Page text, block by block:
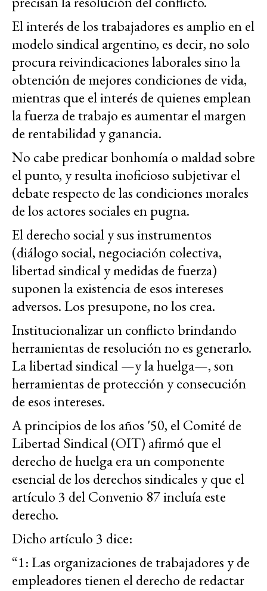
El interés de los trabajadores es amplio en el
modelo sindical argentino, es decir, no solo
procura reivindicaciones laborales sino la
obtención de mejores condiciones de vida,
mientras que el interés de quienes emplean
la fuerza de trabajo es aumentar el margen
de rentabilidad y ganancia.
No cabe predicar bonhomía o maldad sobre
el punto, y resulta inoficioso subjetivar el
debate respecto de las condiciones morales
de los actores sociales en pugna.
El derecho social y sus instrumentos
(diálogo social, negociación colectiva,
libertad sindical y medidas de fuerza)
suponen la existencia de esos intereses
adversos. Los presupone, no los crea.
Institucionalizar un conflicto brindando
herramientas de resolución no es generarlo.
La libertad sindical —y la huelga—, son
herramientas de protección y consecución
de esos intereses.
A principios de los años '50, el Comité de
Libertad Sindical (OIT) afirmó que el
derecho de huelga era un componente
esencial de los derechos sindicales y que el
artículo 3 del Convenio 87 incluía este
derecho.
Dicho artículo 3 dice:
“1: Las organizaciones de trabajadores y de
empleadores tienen el derecho de redactar